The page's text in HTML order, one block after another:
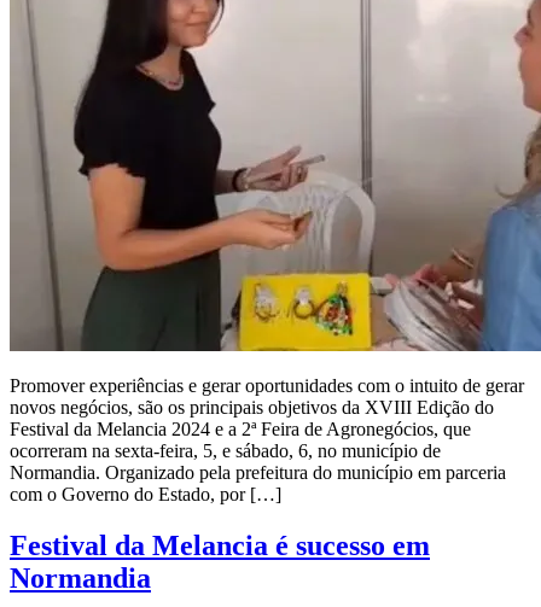
Promover experiências e gerar oportunidades com o intuito de gerar
novos negócios, são os principais objetivos da XVIII Edição do
Festival da Melancia 2024 e a 2ª Feira de Agronegócios, que
ocorreram na sexta-feira, 5, e sábado, 6, no município de
Normandia. Organizado pela prefeitura do município em parceria
com o Governo do Estado, por […]
Festival da Melancia é sucesso em
Normandia